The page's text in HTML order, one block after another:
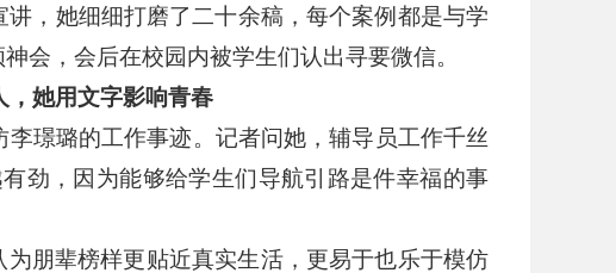
，她细细打磨了二十余稿，每个案例都是与学
会，会后在校园内被学生们认出寻要微信。
，她用文字影响青春
璟璐的工作事迹。记者问她，辅导员工作千丝
劲，因为能够给学生们导航引路是件幸福的事
朋辈榜样更贴近真实生活，更易于也乐于模仿